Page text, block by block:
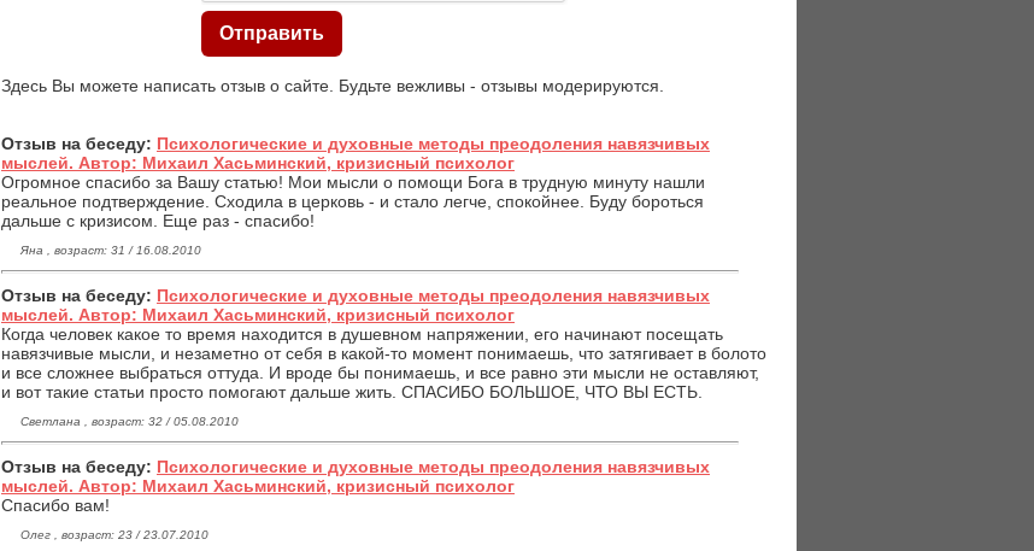
Здесь Вы можете написать отзыв о сайте. Будьте вежливы - отзывы модерируются.
Отзыв на беседу: Психологические и духовные методы преодоления навязчивых
мыслей. Автор: Михаил Хасьминский, кризисный психолог
Огромное спасибо за Вашу статью! Мои мысли о помощи Бога в трудную минуту нашли
реальное подтверждение. Сходила в церковь - и стало легче, спокойнее. Буду бороться
дальше с кризисом. Еще раз - спасибо!
Яна , возраст: 31 / 16.08.2010
Отзыв на беседу: Психологические и духовные методы преодоления навязчивых
мыслей. Автор: Михаил Хасьминский, кризисный психолог
Когда человек какое то время находится в душевном напряжении, его начинают посещать
навязчивые мысли, и незаметно от себя в какой-то момент понимаешь, что затягивает в болото
и все сложнее выбраться оттуда. И вроде бы понимаешь, и все равно эти мысли не оставляют,
и вот такие статьи просто помогают дальше жить. СПАСИБО БОЛЬШОЕ, ЧТО ВЫ ЕСТЬ.
Светлана , возраст: 32 / 05.08.2010
Отзыв на беседу: Психологические и духовные методы преодоления навязчивых
мыслей. Автор: Михаил Хасьминский, кризисный психолог
Спасибо вам!
Олег , возраст: 23 / 23.07.2010